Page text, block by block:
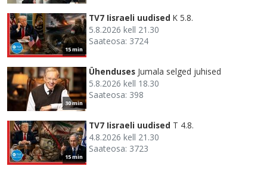
15 min
TV7 Iisraeli uudised K 5.8.
5.8.2026 kell 21.30
Saateosa: 3724
30 min
Ühenduses Jumala selged juhised
5.8.2026 kell 18.30
Saateosa: 398
15 min
TV7 Iisraeli uudised T 4.8.
4.8.2026 kell 21.30
Saateosa: 3723